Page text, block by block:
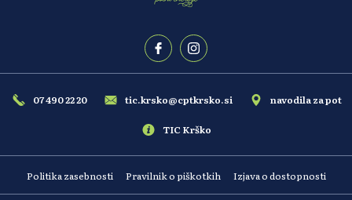
07 490 22 20 tic.krsko@cptkrsko.si navodila za pot
TIC Krško
Politika zasebnosti Pravilnik o piškotkih Izjava o dostopnosti